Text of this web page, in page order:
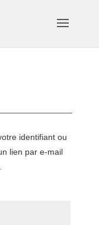
identifiant ou
lien par e-mail